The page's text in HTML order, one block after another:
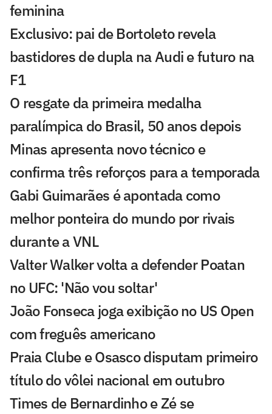
feminina
Exclusivo: pai de Bortoleto revela
bastidores de dupla na Audi e futuro na
F1
O resgate da primeira medalha
paralímpica do Brasil, 50 anos depois
Minas apresenta novo técnico e
confirma três reforços para a temporada
Gabi Guimarães é apontada como
melhor ponteira do mundo por rivais
durante a VNL
Valter Walker volta a defender Poatan
no UFC: 'Não vou soltar'
João Fonseca joga exibição no US Open
com freguês americano
Praia Clube e Osasco disputam primeiro
título do vôlei nacional em outubro
Times de Bernardinho e Zé se